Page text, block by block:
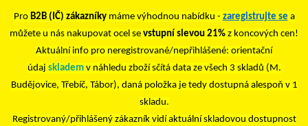
Pro B2B (IČ) zákazníkymáme výhodnou nabídku - zaregistrujte se a
můžete u nás nakupovat ocel se vstupní slevou 21% z koncových cen!
Aktuální info pro neregistrované/nepřihlášené: orientační
údaj skladem v náhledu zboží sčítá data ze všech 3 skladů (M.
Budějovice, Třebíč, Tábor), daná položka je tedy dostupná alespoň v 1
skladu.
Registrovaný/přihlášený zákazník vidí aktuální skladovou dostupnost